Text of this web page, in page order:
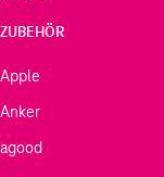
ZUBEHÖR
Apple
Anker
agood